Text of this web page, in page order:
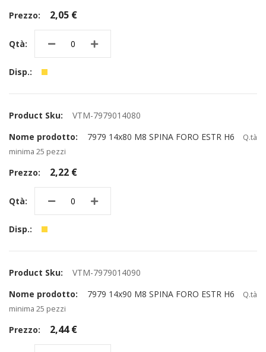
2,05 €
VTM-7979014080
7979 14x80 M8 SPINA FORO ESTR H6
Q.tà
minima 25 pezzi
2,22 €
VTM-7979014090
7979 14x90 M8 SPINA FORO ESTR H6
Q.tà
minima 25 pezzi
2,44 €